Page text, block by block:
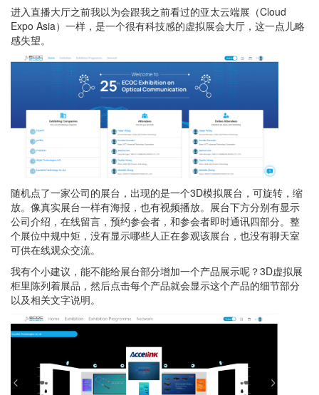
进入直播大厅之前我以为会跟我之前看过的亚太云端展（Cloud
Expo Asia）一样，是一个很有科技感的虚拟展会大厅，这一点儿略
感失望。
随机点了一家公司的展台，出现的是一个3D模拟展台，可旋转，缩
放。像真实展台一样有海报，也有视频播放。展台下方分别有显示
公司介绍，在线留言，预约参会者，和参会者即时通讯四部分。整
个展位中规中矩，没有显示哪些人正在参观该展台，也没有聊天室
可供在线观众交流。
我有个小建议，能不能给展台部分增加一个产品展示呢？3D虚拟展
柜里陈列着展品，然后点击每个产品就会显示这个产品的细节部分
以及相关文字说明。